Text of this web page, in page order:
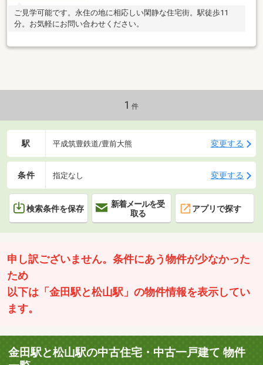
ご見学可能です。永住の地に相応しい閑静な住宅街。駅徒歩11
分。お気軽にお問い合わせください。
1 件
駅 平成筑豊鉄道/豊前大熊 変更する
条件 指定なし 変更する
検索条件を保存
新着メールを受
取る
アプリで探す
申し訳ございません。条件にあう物件が少なかった
ため
以下は「金田駅と松山駅」の物件情報を表示してい
ます。
金田駅と松山駅の中古住宅・中古一戸建て 物件